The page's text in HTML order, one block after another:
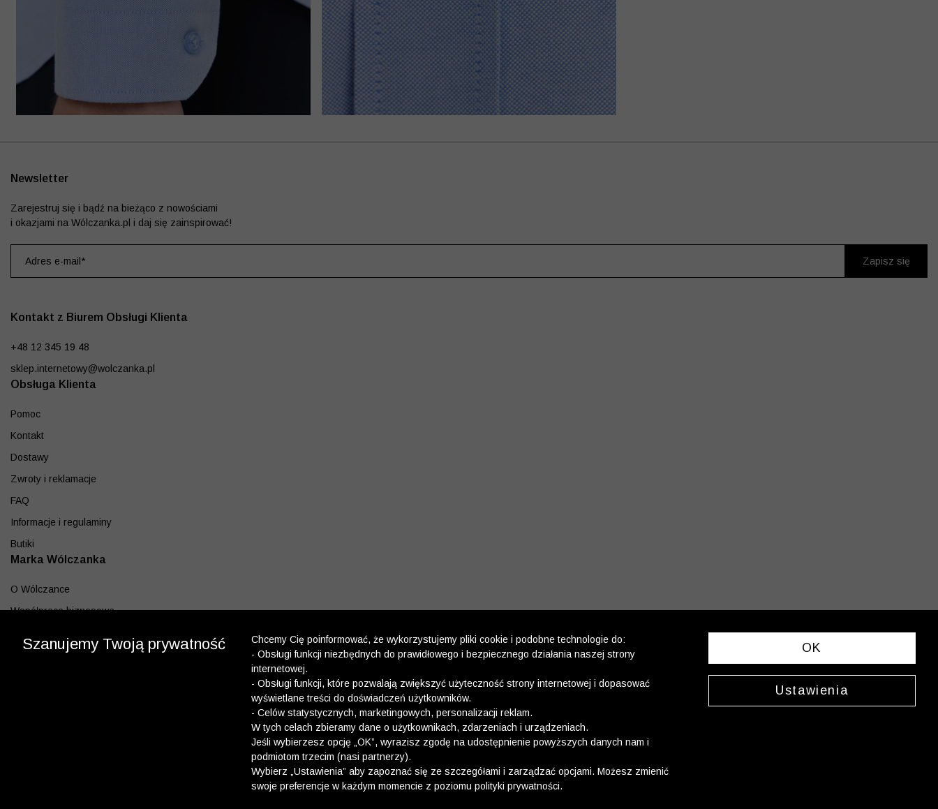
Kontakt z Biurem Obsługi Klienta
+48 12 345 19 48
sklep.internetowy@wolczanka.pl
Obsługa Klienta
Pomoc
Kontakt
Dostawy
Zwroty i reklamacje
FAQ
Informacje i regulaminy
Butiki
Marka Wólczanka
O Wólczance
Współpraca biznesowa
Program lojalnościowy
Newsletter
Zarejestruj się i bądź na bieżąco z nowościami
i okazjami na Wólczanka.pl i daj się zainspirować!
Szanujemy Twoją prywatność
Chcemy Cię poinformować, że wykorzystujemy pliki cookie i podobne technologie do:
- Obsługi funkcji niezbędnych do prawidłowego i bezpiecznego działania naszej strony
internetowej.
- Obsługi funkcji, które pozwalają zwiększyć użyteczność strony internetowej i dopasować
wyświetlane treści do doświadczeń użytkowników.
- Celów statystycznych, marketingowych, personalizacji reklam.
W tych celach zbieramy dane o użytkownikach, zdarzeniach i urządzeniach.
Jeśli wybierzesz opcję „OK”, wyrazisz zgodę na udostępnienie powyższych danych nam i
podmiotom trzecim (nasi partnerzy).
Wybierz „Ustawienia” aby zapoznać się ze szczegółami i zarządzać opcjami. Możesz zmienić
swoje preferencje w każdym momencie z poziomu polityki prywatności.
OK
Ustawienia